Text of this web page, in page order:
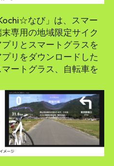
なび」は、スマー
専用の地域限定サイク
リとスマートグラスを
リをダウンロードした
ートグラス、自転車を